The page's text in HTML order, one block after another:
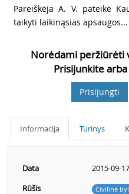
Pareiškėja A. V. pateikė
taikyti laikinąsias apsaugos...
Norėdami peržiūrėti
Prisijunkite
Prisijungti
Informacija Turinys
Data
2015-09-17
Rūšis
Civilinė